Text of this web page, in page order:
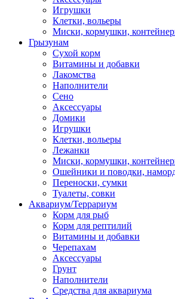
Игрушки
Клетки, вольеры
Миски, кормушки,
Грызунам
Сухой корм
Витамины и добавки
Лакомства
Наполнители
Сено
Аксессуары
Домики
Игрушки
Клетки, вольеры
Лежанки
Миски, кормушки,
Ошейники и поводки,
Переноски, сумки
Туалеты, совки
Аквариум/Террариум
Корм для рыб
Корм для рептилий
Витамины и добавки
Черепахам
Аксессуары
Грунт
Наполнители
Средства для аквариума